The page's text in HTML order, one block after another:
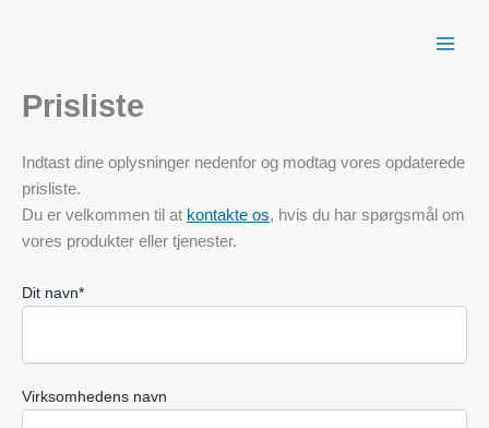
Prisliste
Indtast dine oplysninger nedenfor og modtag vores opdaterede
prisliste.
Du er velkommen til at kontakte os, hvis du har spørgsmål om
vores produkter eller tjenester.
Dit navn*
Virksomhedens navn